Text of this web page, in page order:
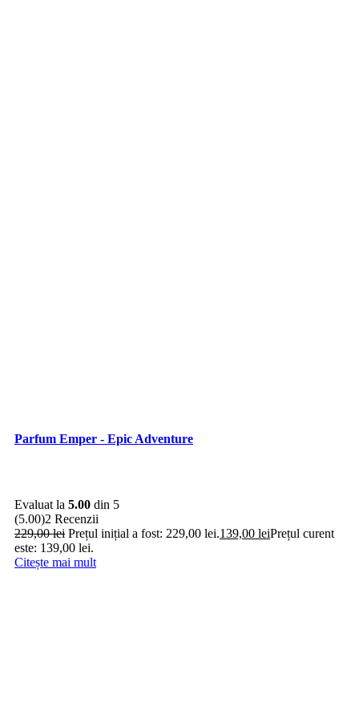
Parfum Emper - Epic Adventure
Evaluat la 5.00 din 5
(5.00)2 Recenzii
229,00lei Prețul inițial a fost: 229,00 lei.139,00 leiPrețul curent
este: 139,00 lei.
Citește mai mult